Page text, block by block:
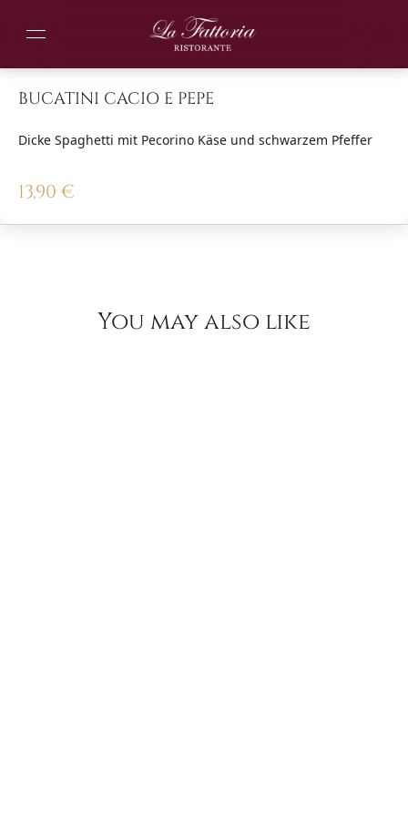
BUCATINI CACIO E PEPE
Dicke Spaghetti mit Pecorino Käse und schwarzem Pfeffer
13,90 €
You may also like